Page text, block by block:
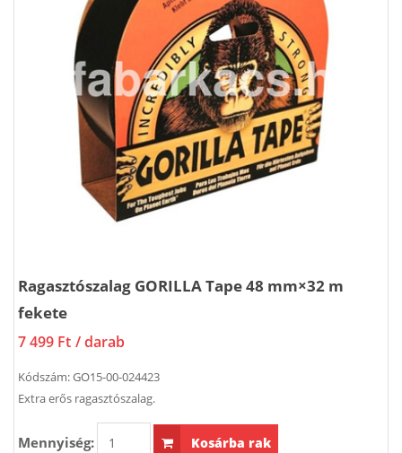
Ragasztószalag GORILLA Tape 48 mm×32 m
fekete
7 499 Ft / darab
Kódszám:GO15-00-024423
Extra erős ragasztószalag.
Mennyiség: Kosárba rak